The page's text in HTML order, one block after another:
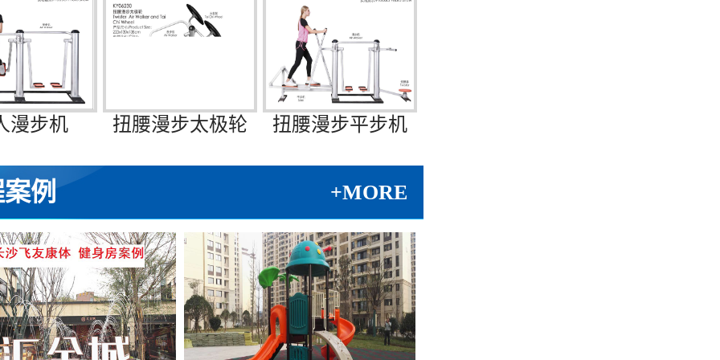
漫步机 扭腰漫步太极轮 扭腰漫步平步机
例 +MORE